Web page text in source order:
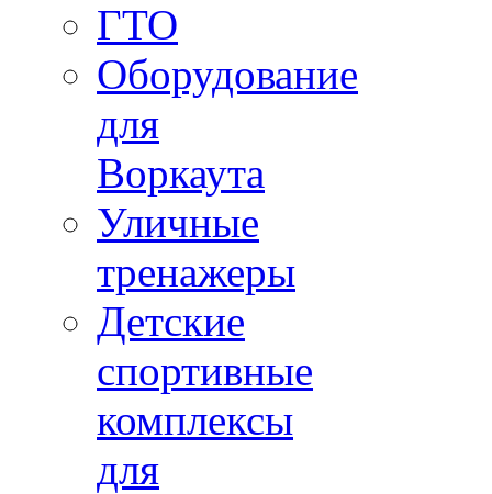
ГТО
Оборудование
для
Воркаута
Уличные
тренажеры
Детские
спортивные
комплексы
для